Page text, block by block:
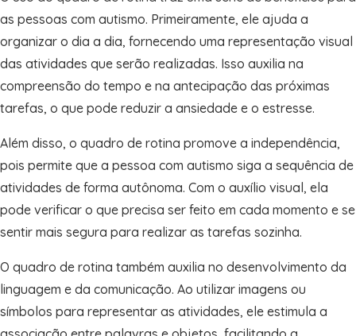
as pessoas com autismo. Primeiramente, ele ajuda a
organizar o dia a dia, fornecendo uma representação visual
das atividades que serão realizadas. Isso auxilia na
compreensão do tempo e na antecipação das próximas
tarefas, o que pode reduzir a ansiedade e o estresse.
Além disso, o quadro de rotina promove a independência,
pois permite que a pessoa com autismo siga a sequência de
atividades de forma autônoma. Com o auxílio visual, ela
pode verificar o que precisa ser feito em cada momento e se
sentir mais segura para realizar as tarefas sozinha.
O quadro de rotina também auxilia no desenvolvimento da
linguagem e da comunicação. Ao utilizar imagens ou
símbolos para representar as atividades, ele estimula a